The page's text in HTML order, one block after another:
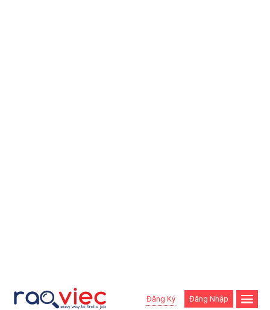
Đăng Ký Đăng Nhập